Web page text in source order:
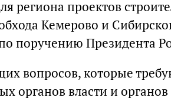
региона проектов
Кемерово и
поручению Президента
вопросов, которые
органов власти и